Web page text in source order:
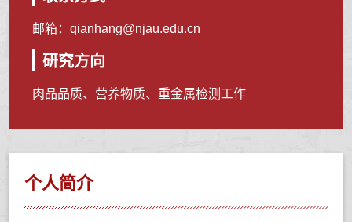
邮箱：qianhang@njau.edu.cn
研究方向
肉品品质、营养物质、重金属检测工作
个人简介